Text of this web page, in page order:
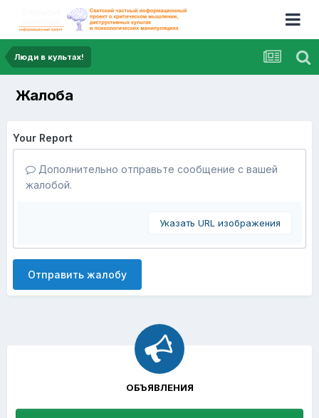
Люди в культах!
Жалоба
Your Report
Дополнительно отправьте сообщение с вашей
жалобой.
Указать URL изображения
Отправить жалобу
ОБЪЯВЛЕНИЯ